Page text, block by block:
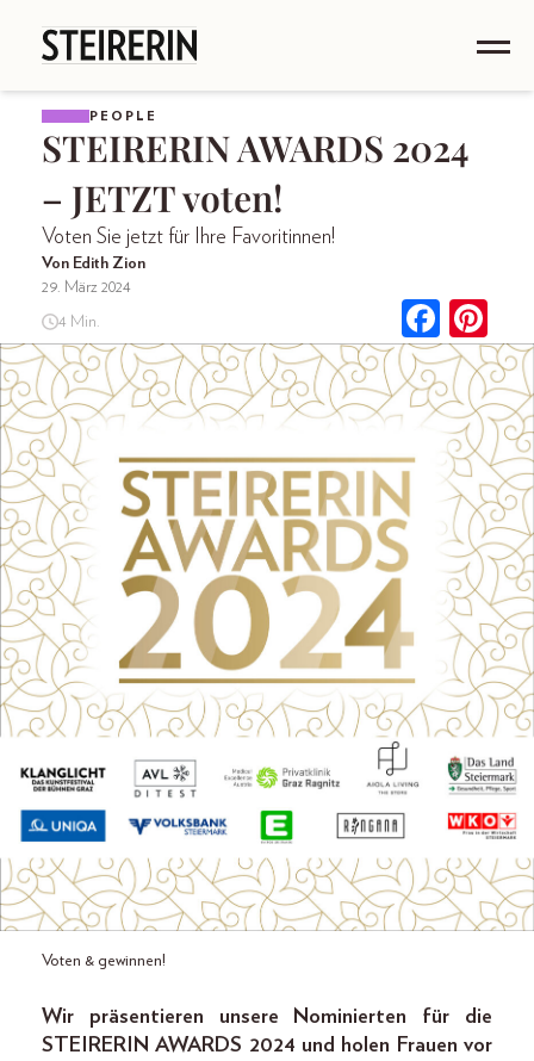
PEOPLE
STEIRERIN AWARDS 2024
– JETZT voten!
Voten Sie jetzt für Ihre Favoritinnen!
Von Edith Zion
29. März 2024
4 Min.
Voten & gewinnen!
Wir präsentieren unsere Nominierten für die
STEIRERIN AWARDS 2024 und holen Frauen vor